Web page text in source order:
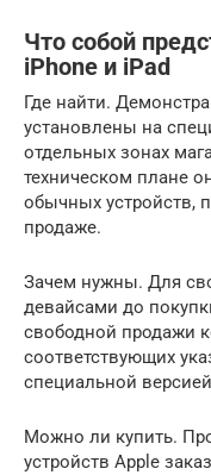
Что собой
iPhone и iPad
Где найти.
установлены на
отдельных зонах
техническом плане
обычных устройств,
продаже.
Зачем нужны. Для
девайсами до
свободной продажи
соответствующих
специальной
Можно ли купить.
устройств Apple